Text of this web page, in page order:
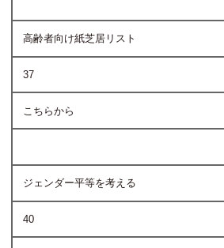
高齢者向け紙芝居リスト
37
こちらから
ジェンダー平等を考える
40